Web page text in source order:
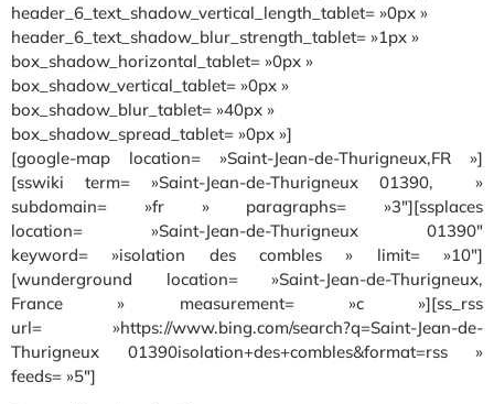
header_6_text_shadow_vertical_length_tablet= »0px »
header_6_text_shadow_blur_strength_tablet= »1px »
box_shadow_horizontal_tablet= »0px »
box_shadow_vertical_tablet= »0px »
box_shadow_blur_tablet= »40px »
box_shadow_spread_tablet= »0px »]
[google-map location= »Saint-Jean-de-Thurigneux,FR »]
[sswiki term= »Saint-Jean-de-Thurigneux 01390, »
subdomain= »fr » paragraphs= »3″][ssplaces
location= »Saint-Jean-de-Thurigneux 01390″
keyword= »isolation des combles » limit= »10″]
[wunderground location= »Saint-Jean-de-Thurigneux,
France » measurement= »c »][ss_rss
url= »https://www.bing.com/search?q=Saint-Jean-de-
Thurigneux 01390isolation+des+combles&format=rss »
feeds= »5″]